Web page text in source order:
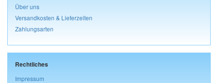
Über uns
Versandkosten & Lieferzeiten
Zahlungsarten
Rechtliches
Impressum